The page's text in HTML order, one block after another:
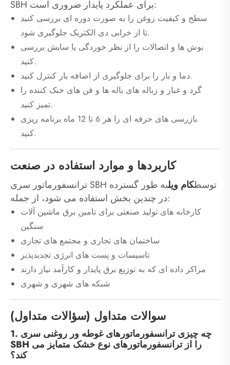
SBH برای عملکرد پایدار ضروری است:
سطح و کیفیت روغن را به صورت دوره ای بررسی کنید
تا از خرابی دی الکتریک جلوگیری شود.
بوش ها و اتصالات را از نظر خوردگی یا سایش بررسی
کنید.
دما و بار را برای جلوگیری از اضافه بار کنترل کنید.
گرد و غبار و زباله های باله ها و فن های خنک کننده را
تمیز کنید.
بازرسی های حرفه ای را هر 6 تا 12 ماه برنامه ریزی
کنید.
کاربردها و موارد استفاده در صنعت
ترانسفورماتور سری SBH توسطکام ویلبه طور گسترده
در چندین بخش استفاده می شود، از جمله:
کارخانه های تولید صنعتی برای تامین برق ماشین آلات
سنگین
ساختمان های تجاری و مجتمع های تجاری
تاسیسات و پست های انرژی تجدیدپذیر
مراکز داده ای که به توزیع برق پایدار و کارآمد نیاز دارند
شبکه های شهری و شهری
سوالات متداول (سؤالات متداول)
1. چه چیزی ترانسفورماتورهای غوطه ور روغنی سری
SBH را از ترانسفورماتورهای نوع خشک متمایز می
کند؟